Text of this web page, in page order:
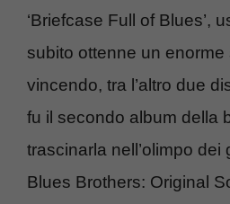
‘Briefcase Full of Blues’,
subito ottenne un
vincendo, tra l’altro due
fu il secondo album della
trascinarla nell’olimpo dei
Blues Brothers: Original